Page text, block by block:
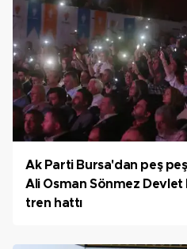
Ak Parti Bursa'dan peş
Ali Osman Sönmez Devlet
tren hattı